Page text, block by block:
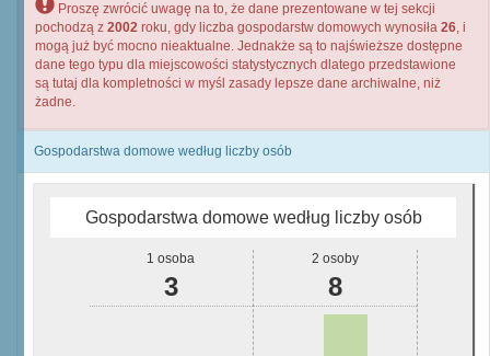
Proszę zwrócić uwagę na to, że dane prezentowane w tej sekcji
pochodzą z 2002 roku, gdy liczba gospodarstw domowych wynosiła 26, i
mogą już być mocno nieaktualne. Jednakże są to najświeższe dostępne
dane tego typu dla miejscowości statystycznych dlatego przedstawione
są tutaj dla kompletności w myśl zasady lepsze dane archiwalne, niż
żadne.
Gospodarstwa domowe według liczby osób
Gospodarstwa domowe według liczby osób
1 osoba
3
2 osoby
8